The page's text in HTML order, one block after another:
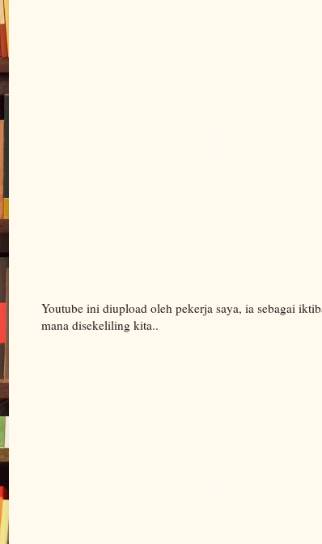
Youtube ini diupload oleh pekerja saya, ia sebagai
mana disekeliling kita..